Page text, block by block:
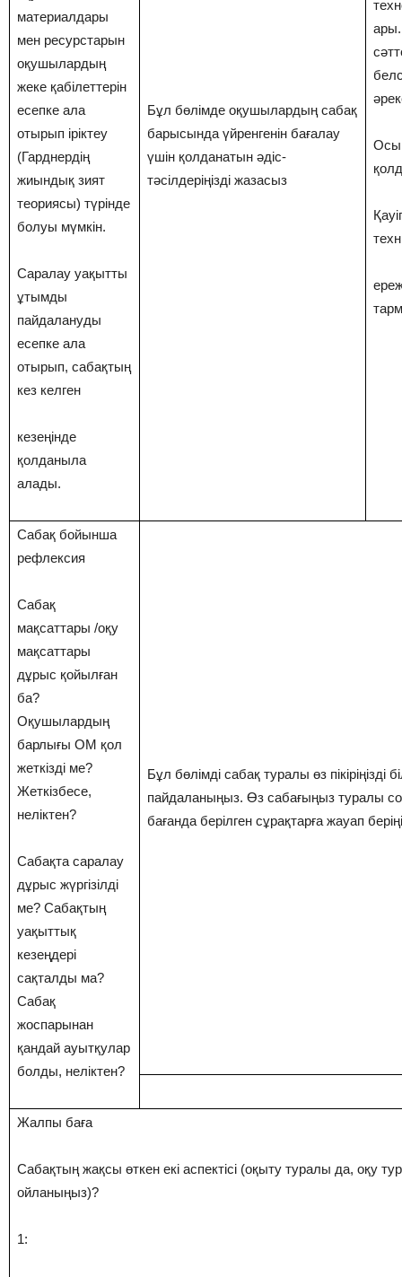
материалдары
мен ресурстарын
оқушылардың
жеке қабілеттерін
есепке ала
отырып іріктеу
(Гарднердің
жиындық зият
теориясы) түрінде
болуы мүмкін.
Саралау уақытты
ұтымды
пайдалануды
есепке ала
отырып, сабақтың
кез келген
кезеңінде
қолданыла
алады.
Бұл бөлімде оқушылардың сабақ
барысында үйренгенін бағалау
үшін қолданатын әдіс-
тәсілдеріңізді жазасыз
ары.
Осы
Сабақ бойынша
рефлексия
Сабақ
мақсаттары /оқу
мақсаттары
дұрыс қойылған
ба?
Оқушылардың
барлығы ОМ қол
жеткізді ме?
Жеткізбесе,
неліктен?
Сабақта саралау
дұрыс жүргізілді
ме? Сабақтың
уақыттық
кезеңдері
сақталды ма?
Сабақ
жоспарынан
қандай ауытқулар
болды, неліктен?
Бұл бөлімді сабақ туралы өз пікіріңізді
пайдаланыңыз. Өз сабағыңыз туралы
бағанда берілген сұрақтарға жауап
Жалпы баға
Сабақтың жақсы өткен екі аспектісі (оқыту туралы да, оқу
ойланыңыз)?
1: